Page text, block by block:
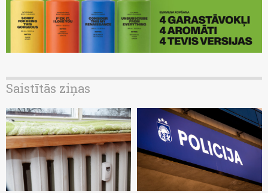
Saistītās ziņas